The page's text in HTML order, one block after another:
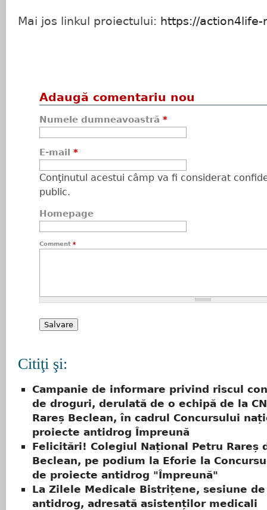
Mai jos linkul proiectului: https://
Adaugă comentariu nou
Numele dumneavoastră *
E-mail *
Conţinutul acestui câmp va fi considerat
public.
Homepage
Comment *
Citiţi şi:
Campanie de informare privind riscul
de droguri, derulată de o echipă de la
Rareș Beclean, în cadrul Concursului
proiecte antidrog Împreună
Felicitări! Colegiul Național Petru Rareș
Beclean, pe podium la Eforie la
de proiecte antidrog "Împreună"
La Zilele Medicale Bistrițene, sesiune
antidrog, adresată asistenților medicali